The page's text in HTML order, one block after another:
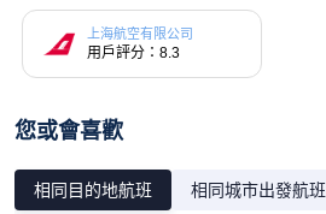
上海航空有限公司
用戶評分：8.3
您或會喜歡
相同目的地航班 相同城市出發航班